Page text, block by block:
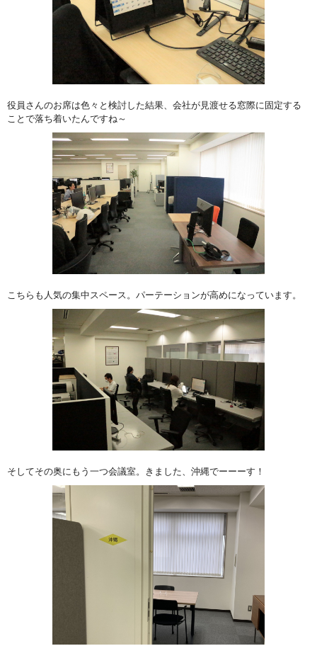
役員さんのお席は色々と検討した結果、会社が見渡せる窓際に固定する
ことで落ち着いたんですね～
こちらも人気の集中スペース。パーテーションが高めになっています。
そしてその奥にもう一つ会議室。きました、沖縄でーーーす！